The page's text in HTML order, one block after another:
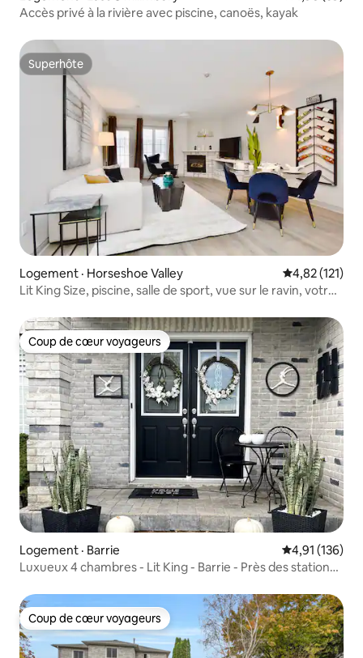
Accès privé à la rivière avec piscine, canoës, kayak
Superhôte
Superhôte
Logement · Horseshoe Valley Note
4,82 (121)
Lit King Size, piscine, salle de sport, vue sur le ravin, votre
Coup de cœur voyageurs
Coup de cœur voyageurs
Logement · Barrie Note
4,91 (136)
Luxueux 4 chambres - Lit King - Barrie - Près des stations
Coup de cœur voyageurs
Coup de cœur voyageurs